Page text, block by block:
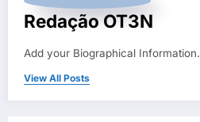
Redação OT3N
Add your Biographical Information.
View All Posts